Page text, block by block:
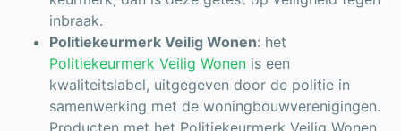
inbraak.
Politiekeurmerk Veilig Wonen: het
Politiekeurmerk Veilig Wonen is een
kwaliteitslabel, uitgegeven door de politie in
samenwerking met de woningbouwverenigingen.
Producten met het Politiekeurmerk Veilig Wonen